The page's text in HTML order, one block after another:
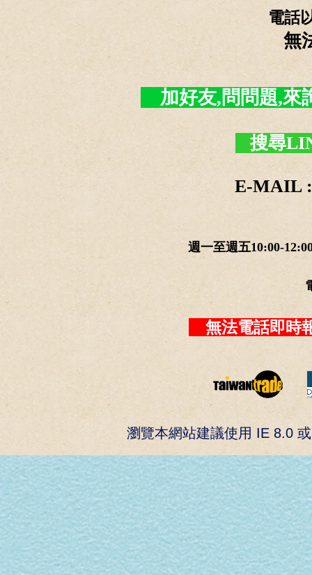
電話
無
加好友,問問題,來
搜尋
E-MAIL :
週一至週五10:00-
無法電話即
瀏覽本網站建議使用 IE 8.0